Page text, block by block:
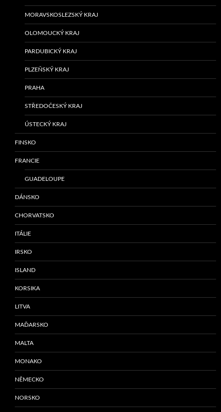
MORAVSKOSLEZSKÝ KRAJ
OLOMOUCKÝ KRAJ
PARDUBICKÝ KRAJ
PLZEŇSKÝ KRAJ
PRAHA
STŘEDOČESKÝ KRAJ
ÚSTECKÝ KRAJ
FINSKO
FRANCIE
GUADELOUPE
DÁNSKO
CHORVATSKO
ITÁLIE
IRSKO
ISLAND
KORSIKA
LITVA
MAĎARSKO
MALTA
MONAKO
NĚMECKO
NORSKO